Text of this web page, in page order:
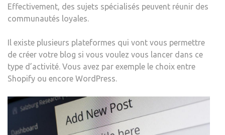
Effectivement, des sujets spécialisés peuvent réunir des
communautés loyales.
Il existe plusieurs plateformes qui vont vous permettre
de créer votre blog si vous voulez vous lancer dans ce
type d’activité. Vous avez par exemple le choix entre
Shopify ou encore WordPress.